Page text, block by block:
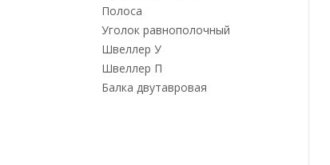
Полоса
Уголок равнополочный
Швеллер У
Швеллер П
Балка двутавровая